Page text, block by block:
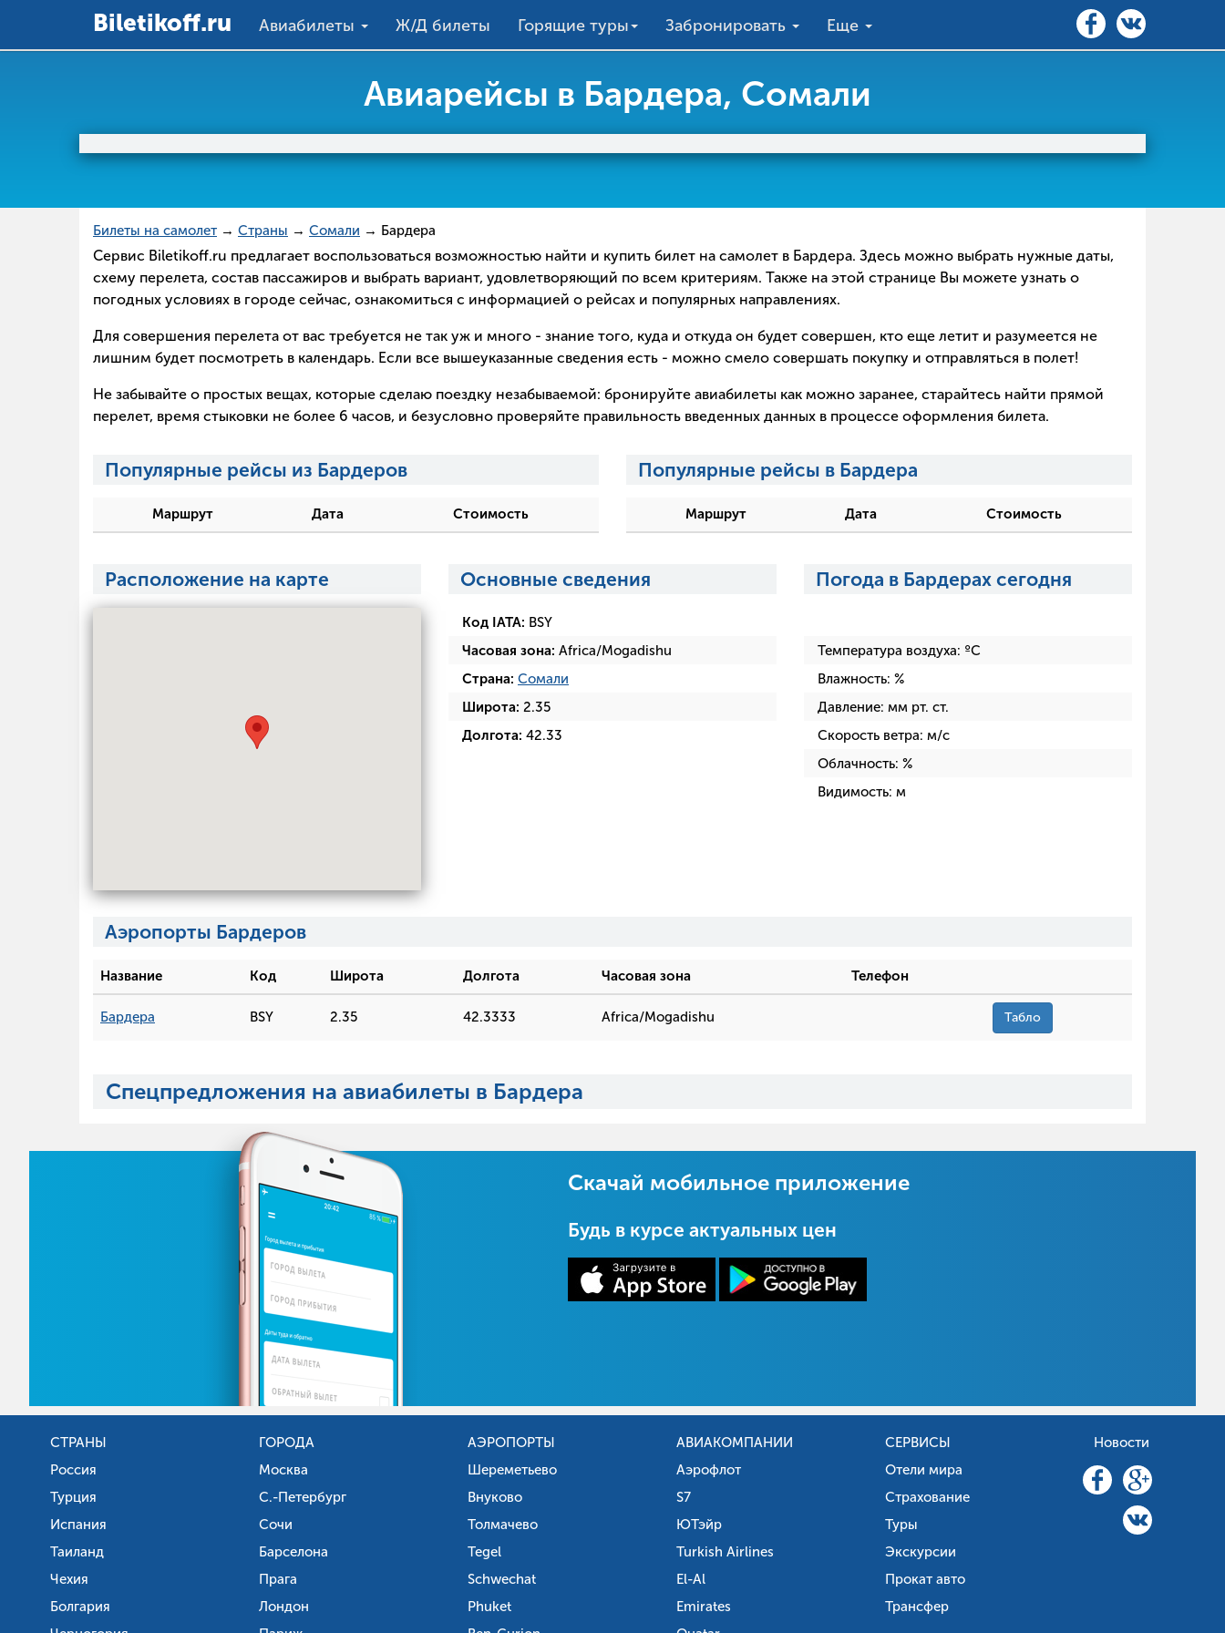
Вiletikoff.ru Авиабилеты Ж/Д билеты Горящие туры Забронировать Еще
Авиарейсы в Бардера, Сомали
Билеты на самолет → Страны → Сомали → Бардера
Сервис Biletikoff.ru предлагает воспользоваться возможностью найти и купить билет на самолет в Бардера. Здесь можно выбрать нужные даты,
схему перелета, состав пассажиров и выбрать вариант, удовлетворяющий по всем критериям. Также на этой странице Вы можете узнать о
погодных условиях в городе сейчас, ознакомиться с информацией о рейсах и популярных направлениях.
Для совершения перелета от вас требуется не так уж и много - знание того, куда и откуда он будет совершен, кто еще летит и разумеется не
лишним будет посмотреть в календарь. Если все вышеуказанные сведения есть - можно смело совершать покупку и отправляться в полет!
Не забывайте о простых вещах, которые сделаю поездку незабываемой: бронируйте авиабилеты как можно заранее, старайтесь найти прямой
перелет, время стыковки не более 6 часов, и безусловно проверяйте правильность введенных данных в процессе оформления билета.
Популярные рейсы из Бардеров
Маршрут Дата Стоимость
Популярные рейсы в Бардера
Маршрут Дата Стоимость
Расположение на карте Основные сведения
Код IATA: BSY
Часовая зона: Africa/Mogadishu
Страна: Сомали
Широта: 2.35
Долгота: 42.33
Погода в Бардерах сегодня
Температура воздуха: ºC
Влажность: %
Давление: мм рт. ст.
Скорость ветра: м/с
Облачность: %
Видимость: м
Аэропорты Бардеров
Название Код Широта Долгота Часовая зона Телефон
Бардера BSY 2.35 42.3333 Africa/Mogadishu Табло
Спецпредложения на авиабилеты в Бардера
Скачай мобильное приложение
Будь в курсе актуальных цен
СТРАНЫ
Россия
Турция
Испания
Таиланд
Чехия
Болгария
ГОРОДА
Москва
С.-Петербург
Сочи
Барселона
Прага
Лондон
АЭРОПОРТЫ
Шереметьево
Внуково
Толмачево
Tegel
Schwechat
Phuket
АВИАКОМПАНИИ
Аэрофлот
S7
ЮТэйр
Turkish Airlines
El-Al
Emirates
СЕРВИСЫ
Отели мира
Страхование
Туры
Экскурсии
Прокат авто
Трансфер
Новости